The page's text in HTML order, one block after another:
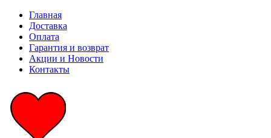
Главная
Доставка
Оплата
Гарантия и возврат
Акции и Новости
Контакты